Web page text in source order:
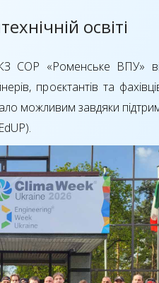
освіті
СОР «Роменське ВПУ»
проєктантів та
можливим завдяки